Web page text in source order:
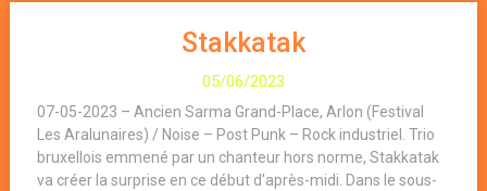
Stakkatak
05/06/2023
07-05-2023 – Ancien Sarma Grand-Place, Arlon (Festival
Les Aralunaires) / Noise – Post Punk – Rock industriel. Trio
bruxellois emmené par un chanteur hors norme, Stakkatak
va créer la surprise en ce début d’après-midi. Dans le sous-